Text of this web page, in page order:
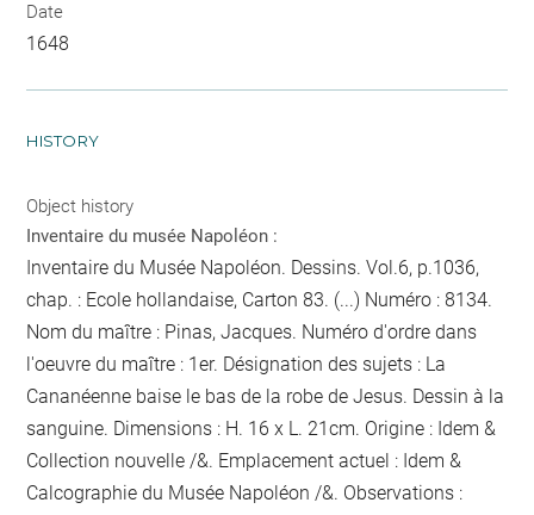
Date
1648
HISTORY
Object history
Inventaire du musée Napoléon :
Inventaire du Musée Napoléon. Dessins. Vol.6, p.1036,
chap. : Ecole hollandaise, Carton 83. (...) Numéro : 8134.
Nom du maître : Pinas, Jacques. Numéro d'ordre dans
l'oeuvre du maître : 1er. Désignation des sujets : La
Cananéenne baise le bas de la robe de Jesus. Dessin à la
sanguine. Dimensions : H. 16 x L. 21cm. Origine : Idem &
Collection nouvelle /&. Emplacement actuel : Idem &
Calcographie du Musée Napoléon /&. Observations :